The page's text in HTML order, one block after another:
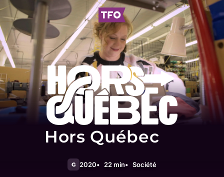
Hors Québec
G 2020 22 min Société